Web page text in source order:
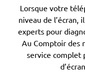
Lorsque votre
niveau de l’écran,
experts pour
Au Comptoir des
service complet